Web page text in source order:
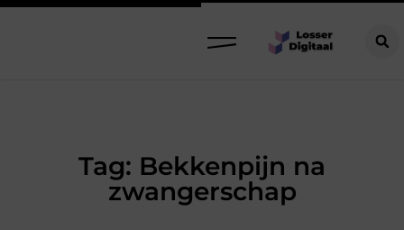
Tag: Bekkenpijn na
zwangerschap